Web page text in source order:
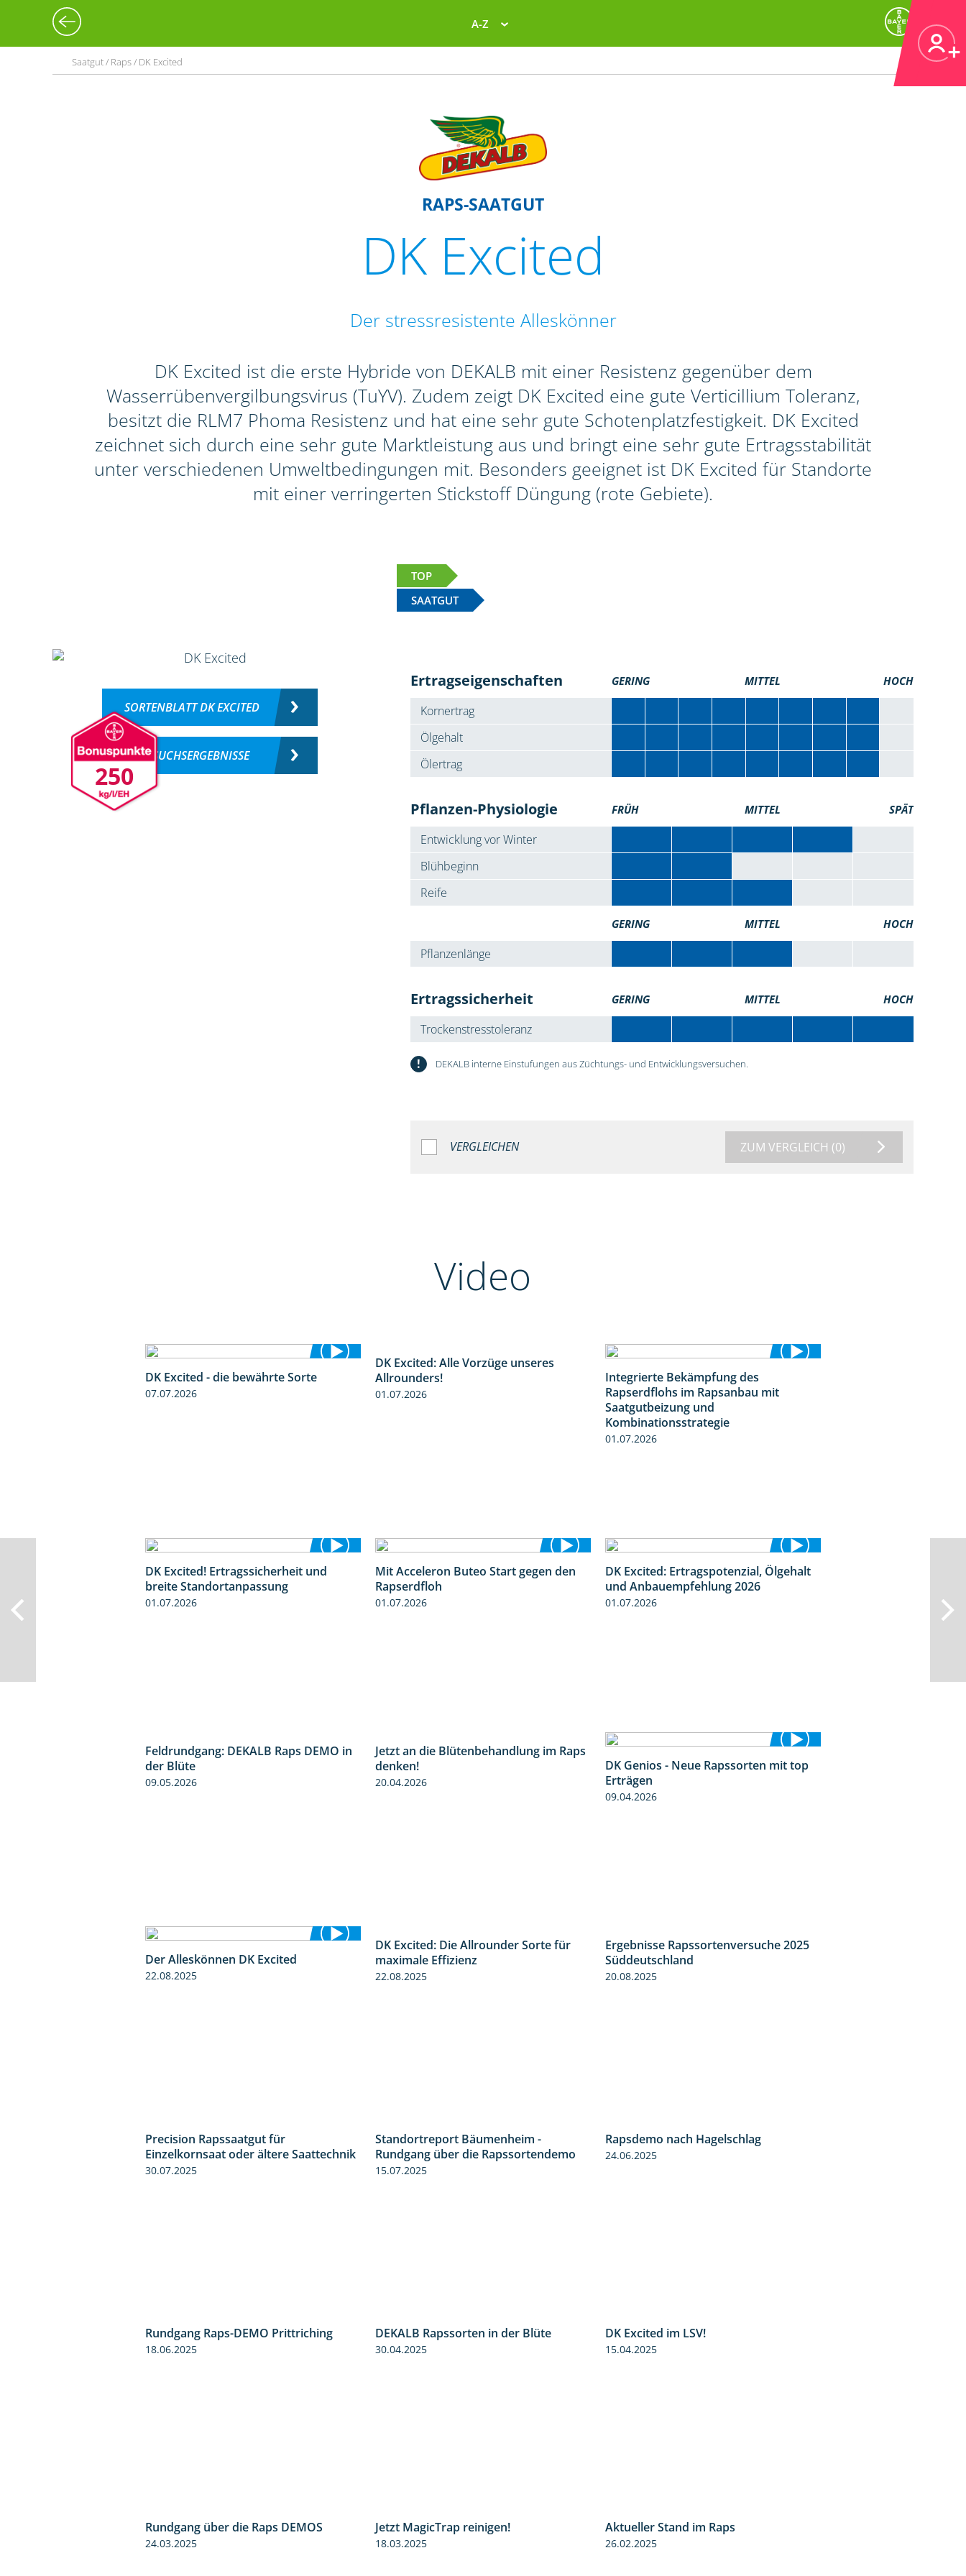
A-Z
Saatgut / Raps / DK Excited
RAPS-SAATGUT
DK Excited
Der stressresistente Alleskönner
DK Excited ist die erste Hybride von DEKALB mit einer Resistenz gegenüber dem
Wasserrübenvergilbungsvirus (TuYV). Zudem zeigt DK Excited eine gute Verticillium Toleranz,
besitzt die RLM7 Phoma Resistenz und hat eine sehr gute Schotenplatzfestigkeit. DK Excited
zeichnet sich durch eine sehr gute Marktleistung aus und bringt eine sehr gute Ertragsstabilität
unter verschiedenen Umweltbedingungen mit. Besonders geeignet ist DK Excited für Standorte
mit einer verringerten Stickstoff Düngung (rote Gebiete).
TOP
SAATGUT
250
SORTENBLATT DK EXCITED
VERSUCHSERGEBNISSE
Ertragseigenschaften GERING MITTEL HOCH
Kornertrag
Ölgehalt
Ölertrag
Pflanzen-Physiologie FRÜH MITTEL SPÄT
Entwicklung vor Winter
Blühbeginn
Reife
GERING MITTEL HOCH
Pflanzenlänge
Ertragssicherheit GERING MITTEL HOCH
Trockenstresstoleranz
! DEKALB interne Einstufungen aus Züchtungs- und Entwicklungsversuchen.
VERGLEICHEN ZUM VERGLEICH (0)
Video
DK Excited - die bewährte Sorte
07.07.2026
DK Excited: Alle Vorzüge unseres
Allrounders!
01.07.2026
Integrierte Bekämpfung des
Rapserdflohs im Rapsanbau mit
Saatgutbeizung und
Kombinationsstrategie
01.07.2026
2:41
DK Excited! Ertragssicherheit und
breite Standortanpassung
01.07.2026
2:01
Mit Acceleron Buteo Start gegen den
Rapserdfloh
01.07.2026
1:46
DK Excited: Ertragspotenzial, Ölgehalt
und Anbauempfehlung 2026
01.07.2026
Feldrundgang: DEKALB Raps DEMO in
der Blüte
1:13
Jetzt an die Blütenbehandlung im Raps
denken!
20.04.2026
1:56
DK Genios - Neue Rapssorten mit top
Erträgen
09.04.2026
Der Alleskönnen DK Excited
22.08.2025
DK Excited: Die Allrounder Sorte für
maximale Effizienz
22.08.2025
Ergebnisse Rapssortenversuche 2025
Süddeutschland
20.08.2025
2:05
Precision Rapssaatgut für
Einzelkornsaat oder ältere Saattechnik
30.07.2025
6:03
Standortreport Bäumenheim -
Rundgang über die Rapssortendemo
Rapsdemo nach Hagelschlag
24.06.2025
5:34
Rundgang Raps-DEMO Prittriching
18.06.2025
DEKALB Rapssorten in der Blüte
30.04.2025
DK Excited im LSV!
15.04.2025
Rundgang über die Raps DEMOS
24.03.2025
Jetzt MagicTrap reinigen!
18.03.2025
Aktueller Stand im Raps
26.02.2025